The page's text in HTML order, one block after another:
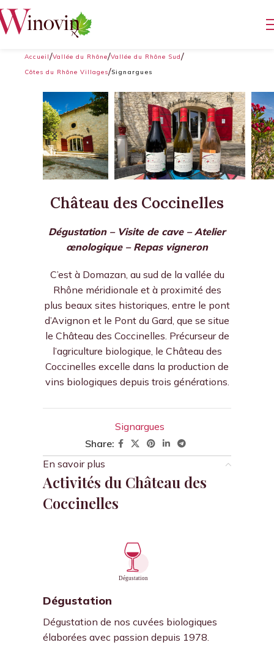
Accueil Vallée du Rhône Vallée du Rhône Sud
Côtes du Rhône Villages Signargues
Château des Coccinelles
Dégustation – Visite de cave – Atelier
œnologique – Repas vigneron
C’est à Domazan, au sud de la vallée du
Rhône méridionale et à proximité des
plus beaux sites historiques, entre le pont
d’Avignon et le Pont du Gard, que se situe
le Château des Coccinelles. Précurseur de
l’agriculture biologique, le Château des
Coccinelles excelle dans la production de
vins biologiques depuis trois générations.
Signargues
Share:
En savoir plus
Activités du Château des
Coccinelles
Dégustation
Dégustation de nos cuvées biologiques
élaborées avec passion depuis 1978.